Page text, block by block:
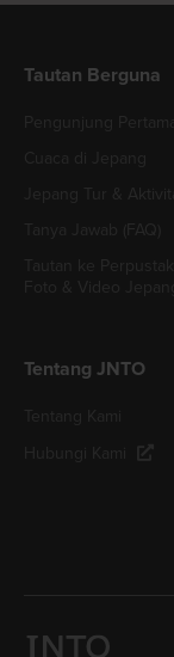
Tautan Berguna
Tentang JNTO